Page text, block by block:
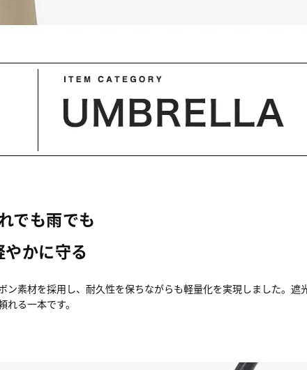
でも雨でも
やかに守る
素材を採用し、耐久性を保ちながらも軽量化を実現しました。遮
る一本です。